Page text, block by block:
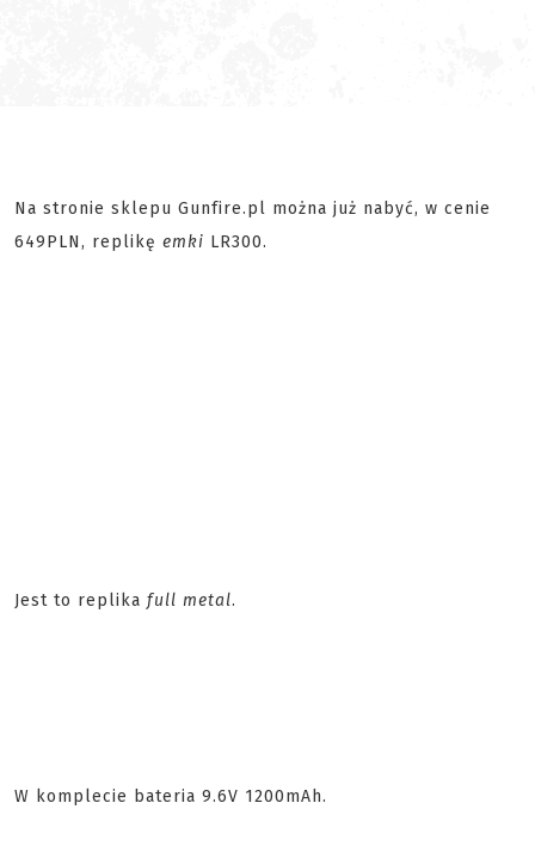
Na stronie sklepu Gunfire.pl można już nabyć, w cenie
649PLN, replikę emki LR300.
Jest to replika full metal.
W komplecie bateria 9.6V 1200mAh.